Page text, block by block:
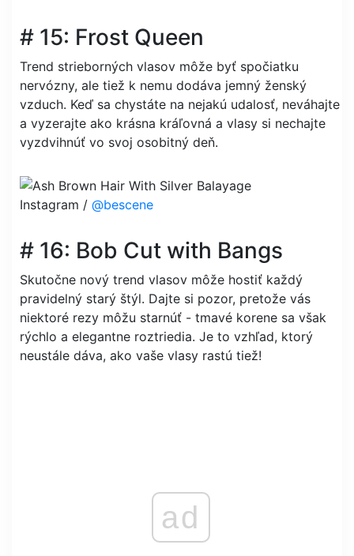
# 15: Frost Queen
Trend strieborných vlasov môže byť spočiatku
nervózny, ale tiež k nemu dodáva jemný ženský
vzduch. Keď sa chystáte na nejakú udalosť, neváhajte
a vyzerajte ako krásna kráľovná a vlasy si nechajte
vyzdvihnúť vo svoj osobitný deň.
Instagram / @bescene
# 16: Bob Cut with Bangs
Skutočne nový trend vlasov môže hostiť každý
pravidelný starý štýl. Dajte si pozor, pretože vás
niektoré rezy môžu starnúť - tmavé korene sa však
rýchlo a elegantne roztriedia. Je to vzhľad, ktorý
neustále dáva, ako vaše vlasy rastú tiež!
ad